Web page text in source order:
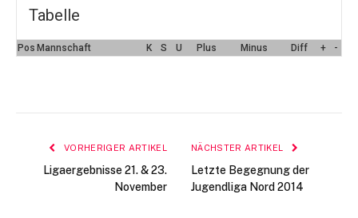
Tabelle
Pos Mannschaft K S U Plus Minus Diff + -
VORHERIGER ARTIKEL
Ligaergebnisse 21. & 23.
November
NÄCHSTER ARTIKEL
Letzte Begegnung der
Jugendliga Nord 2014